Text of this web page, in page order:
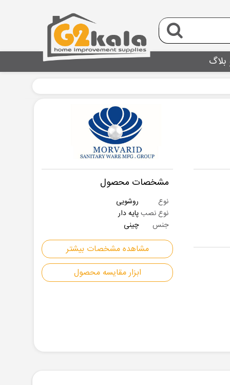
بلاگ
مشخصات محصول
نوع
روشویی
نوع نصبپایه دار
جنس
چینی
مشاهده مشخصات بیشتر
ابزار مقایسه محصول